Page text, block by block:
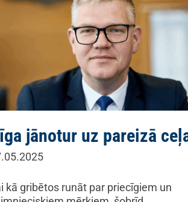
jānotur uz pareizā
kā gribētos runāt par priecīgiem un